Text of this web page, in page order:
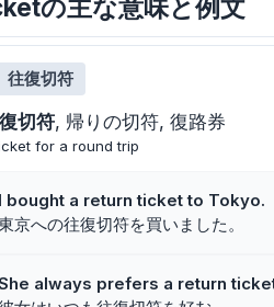
の主な意味と例文
往復切符
切符 帰りの切符 復路券
for a round trip
I bought a return ticket to Tokyo.
京への往復切符を買いました。
always prefers a return